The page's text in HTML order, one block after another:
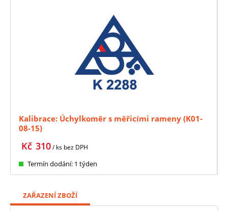
Kalibrace: Úchylkoměr s měřicími rameny (K01-
08-15)
310
Kč / ks bez DPH
Termín dodání: 1 týden
ZAŘAZENÍ ZBOŽÍ